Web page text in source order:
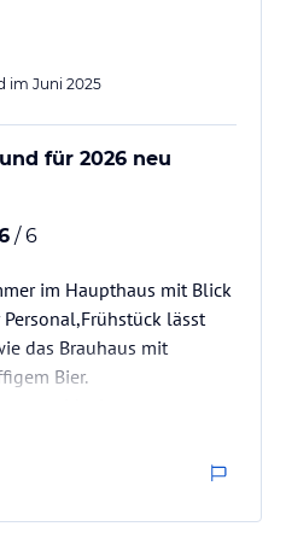
im Juni 2025
für 2026 neu
/ 6
im Haupthaus mit Blick
lässt
das Brauhaus mit
Bier.